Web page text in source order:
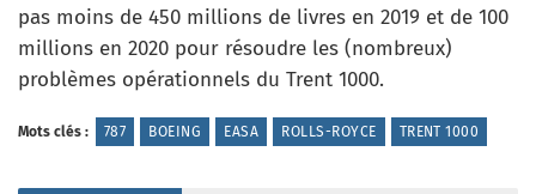
pas moins de 450 millions de livres en 2019 et de 100
millions en 2020 pour résoudre les (nombreux)
problèmes opérationnels du Trent 1000.
Mots clés : 787 BOEING EASA ROLLS-ROYCE TRENT 1000